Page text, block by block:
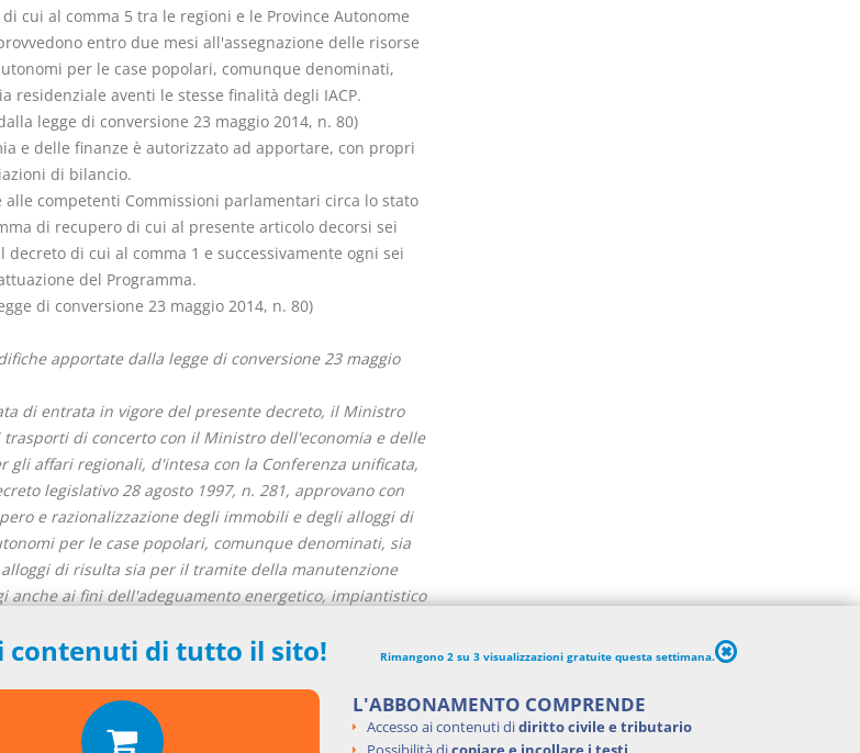
cui al comma 5 tra le regioni e le Province Autonome
entro due mesi all'assegnazione delle risorse
per le case popolari, comunque denominati,
residenziale aventi le stesse finalità degli IACP.
legge di conversione 23 maggio 2014, n. 80)
e delle finanze è autorizzato ad apportare, con propri
di bilancio.
alle competenti Commissioni parlamentari circa lo stato
di recupero di cui al presente articolo decorsi sei
decreto di cui al comma 1 e successivamente ogni sei
del Programma.
di conversione 23 maggio 2014, n. 80)
apportate dalla legge di conversione 23 maggio
di entrata in vigore del presente decreto, il Ministro
di concerto con il Ministro dell'economia e delle
gli affari regionali, d'intesa con la Conferenza unificata,
legislativo 28 agosto 1997, n. 281, approvano con
e razionalizzazione degli immobili e degli alloggi di
per le case popolari, comunque denominati, sia
di risulta sia per il tramite della manutenzione
anche ai fini dell'adeguamento energetico, impiantistico
1 nonché gli interventi di cui al successivo articolo 10,
27 dicembre 2013, n. 147, nel limite massimo di 500
di cui al comma 5. Con decreti, del Ministro delle
contenuti di tutto il sito! Rimangono 2 su 3 visualizzazioni gratuite questa settimana.
L'ABBONAMENTO COMPRENDE
Accesso ai contenuti didiritto civile e tributario